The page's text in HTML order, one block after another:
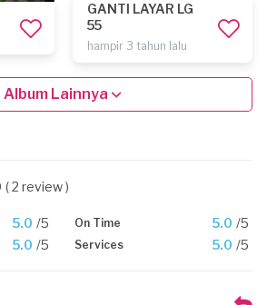
GANTI LAYAR LG
55
hampir 3 tahun lalu
Album Lainnya
( 2 review )
5.0 /5 On Time 5.0 /5
5.0 /5 Services 5.0 /5